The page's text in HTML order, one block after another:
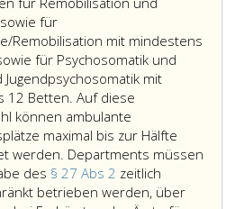
sind
und
die
im
Rahmen
der
Abdeckung
des
an
Stelle
von
Abteilungen
können
nach
Maßgabe
des
Paragraph
2
für
Remobilisation mit mindestens
für Psychosomatik und
Jugendpsychosomatik mit
12 Betten. Auf diese
können ambulante
maximal bis zur Hälfte
werden. Departments müssen
des § 27 Abs 2 zeitlich
betrieben werden, über